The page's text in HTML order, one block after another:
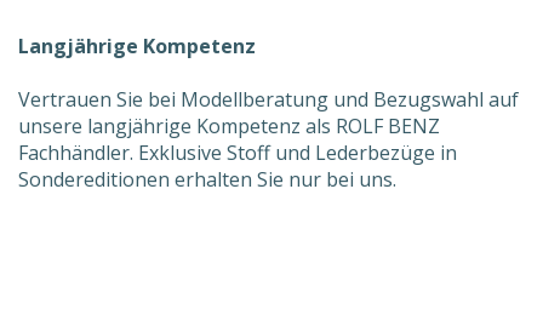
Langjährige Kompetenz
Vertrauen Sie bei Modellberatung und Bezugswahl auf
unsere langjährige Kompetenz als ROLF BENZ
Fachhändler. Exklusive Stoff und Lederbezüge in
Sondereditionen erhalten Sie nur bei uns.